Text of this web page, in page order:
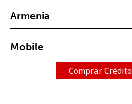
No
Un número
Armenia
Mobile
Comprar